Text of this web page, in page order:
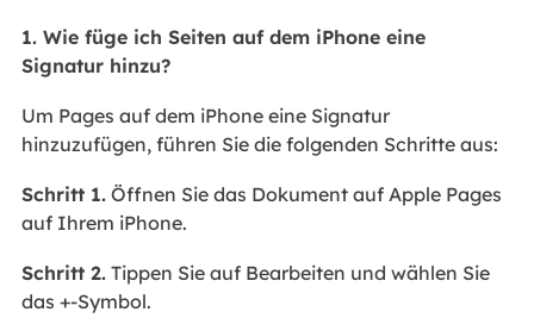
1. Wie füge ich Seiten auf dem iPhone eine
Signatur hinzu?
Um Pages auf dem iPhone eine Signatur
hinzuzufügen, führen Sie die folgenden Schritte aus:
Schritt 1.Öffnen Sie das Dokument auf Apple Pages
auf Ihrem iPhone.
Schritt 2.Tippen Sie auf Bearbeiten und wählen Sie
das +-Symbol.